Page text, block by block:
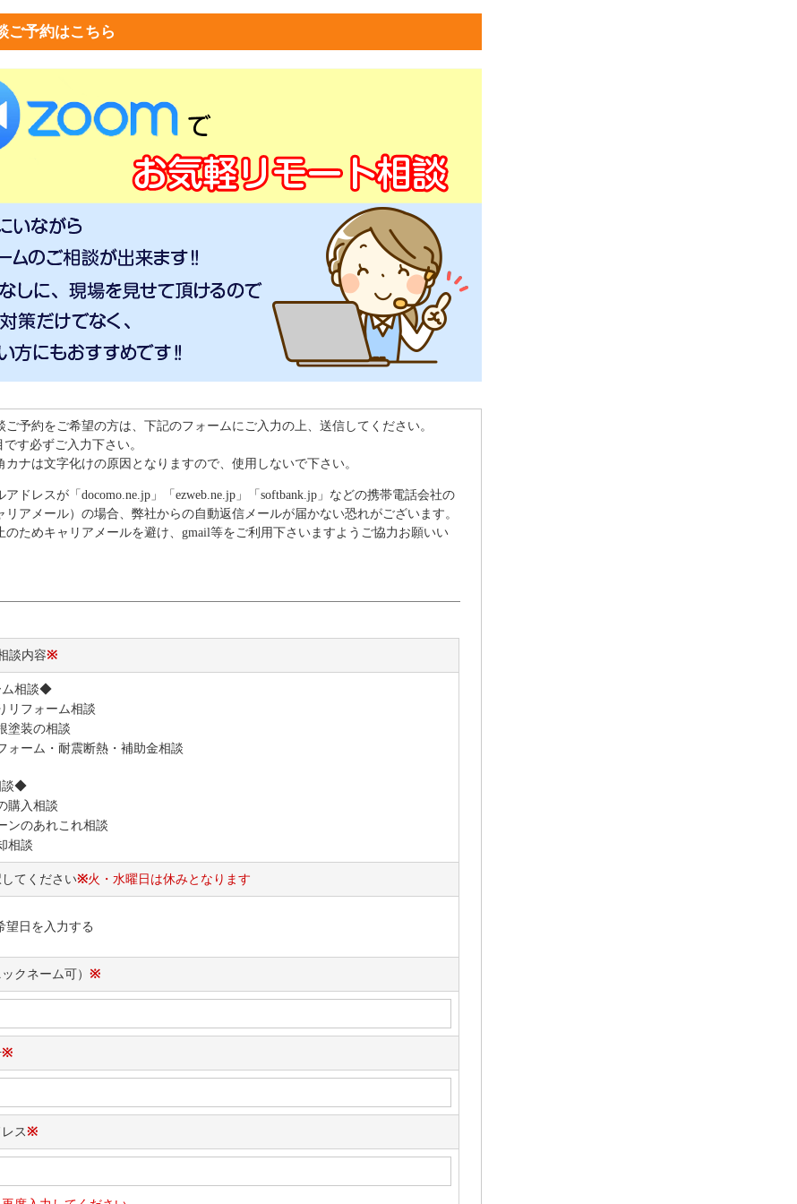
ご予約はこちら
ご予約をご希望の方は、下記のフォームにご入力の上、送信してください。
す必ずご入力下さい。
カナは文字化けの原因となりますので、使用しないで下さい。
アドレスが「docomo.ne.jp」「ezweb.ne.jp」「softbank.jp」などの携帯電話会社の
リアメール）の場合、弊社からの自動返信メールが届かない恐れがございます。
のためキャリアメールを避け、gmail等をご利用下さいますようご協力お願いい
談内容※
相談◆
リフォーム相談
塗装の相談
ォーム・耐震断熱・補助金相談
談◆
購入相談
ンのあれこれ相談
相談
てください※火・水曜日は休みとなります
望日を入力する
クネーム可） ※
※
ス※